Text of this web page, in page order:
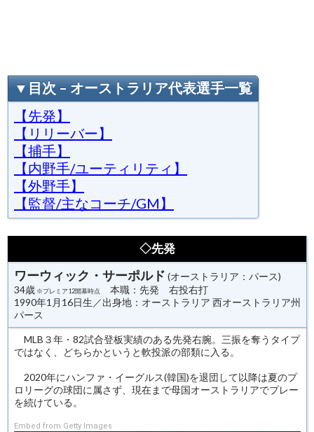
▼目次 – オーストラリア代表選手一覧
【先発】
【リリーバー】
【捕手】
【内野手/ユーティリティ】
【外野手】
【監督/主なコーチ/GM】
◇先発
ワーウィック・サーポルド (オーストラリア：パース)
34歳 ※プレミア12開幕時点
本職：先発 右投右打
1990年1月16日生／出身地：オーストラリア 西オーストラリア州
パース
MLB３年・82試合登板実績のある先発右腕。三振を奪うタイプ
ではなく、どちらかというと軟投派の部類に入る。
2020年にハンファ・イーグルス(韓国)を退団して以降は夏のプ
ロリーグの球団に属さず、現在まで母国オーストラリアでプレー
を続けている。
Embed from Getty Images